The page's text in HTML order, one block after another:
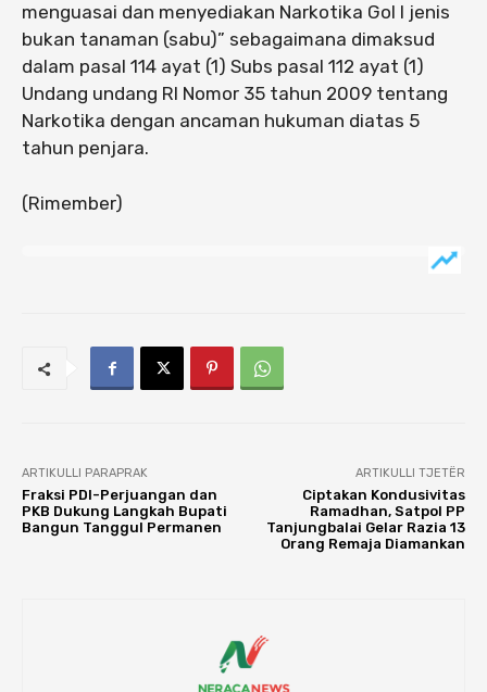
menguasai dan menyediakan Narkotika Gol I jenis
bukan tanaman (sabu)” sebagaimana dimaksud
dalam pasal 114 ayat (1) Subs pasal 112 ayat (1)
Undang undang RI Nomor 35 tahun 2009 tentang
Narkotika dengan ancaman hukuman diatas 5
tahun penjara.
(Rimember)
ARTIKULLI PARAPRAK
Fraksi PDI-Perjuangan dan
PKB Dukung Langkah Bupati
Bangun Tanggul Permanen
ARTIKULLI TJETËR
Ciptakan Kondusivitas
Ramadhan, Satpol PP
Tanjungbalai Gelar Razia 13
Orang Remaja Diamankan